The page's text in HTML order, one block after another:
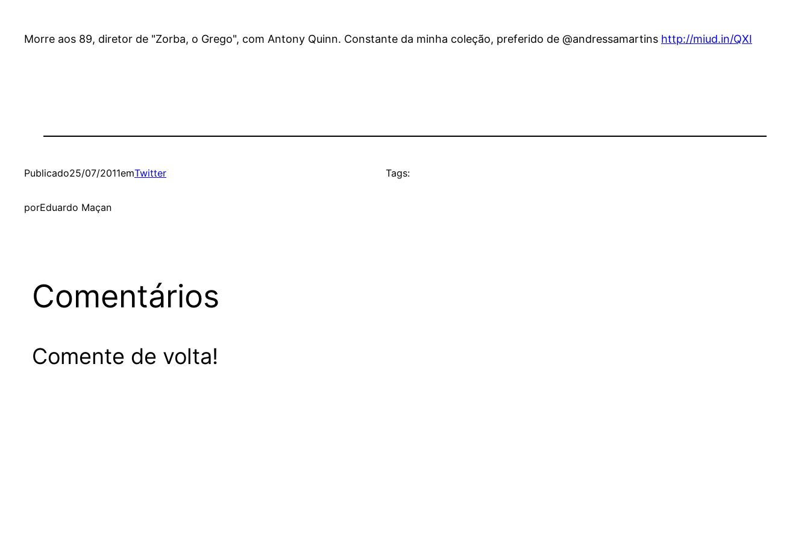
Morre aos 89, diretor de "Zorba, o Grego", com Antony Quinn. Constante da minha coleção, preferido de @andressamartins http://miud.in/QXI
Publicado25/07/2011emTwitter
porEduardo Maçan
Tags:
Comentários
Comente de volta!